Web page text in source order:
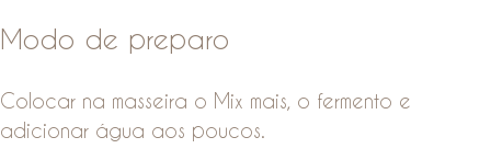
Modo de preparo
Colocar na masseira o Mix mais, o fermento e
adicionar água aos poucos.